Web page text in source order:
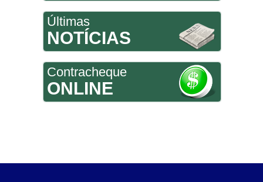
Últimas
NOTÍCIAS
Contracheque
ONLINE